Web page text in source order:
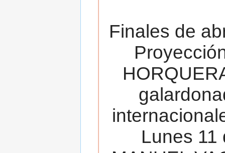
Finales de
Lunes 11